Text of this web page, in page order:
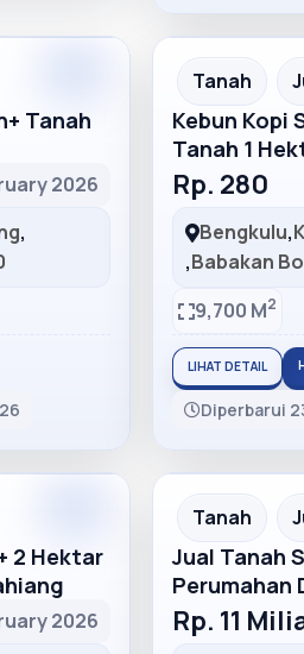
Tanah
2026
,
Tanah
Kebun Kopi
Tanah 1
Rp. 280
Bengkulu,
,Babakan
9,700 M2
LIHAT DETAIL
Diperbarui
2 Hektar
2026
Tanah
Jual Tanah
Perumahan
Rp. 11